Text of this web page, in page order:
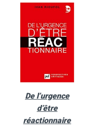
De l’urgence
d’être
réactionnaire